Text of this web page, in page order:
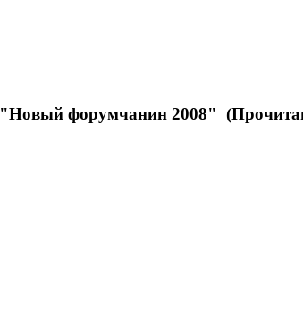
форумчанин 2008"